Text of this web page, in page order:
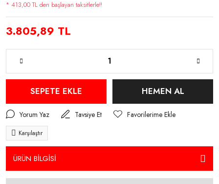
* 413,00 TL den başlayan taksitlerle!!
3.805,89 TL
SEPETE EKLE HEMEN AL
Yorum Yaz Tavsiye Et
Karşılaştır
ÜRÜN BİLGİSİ